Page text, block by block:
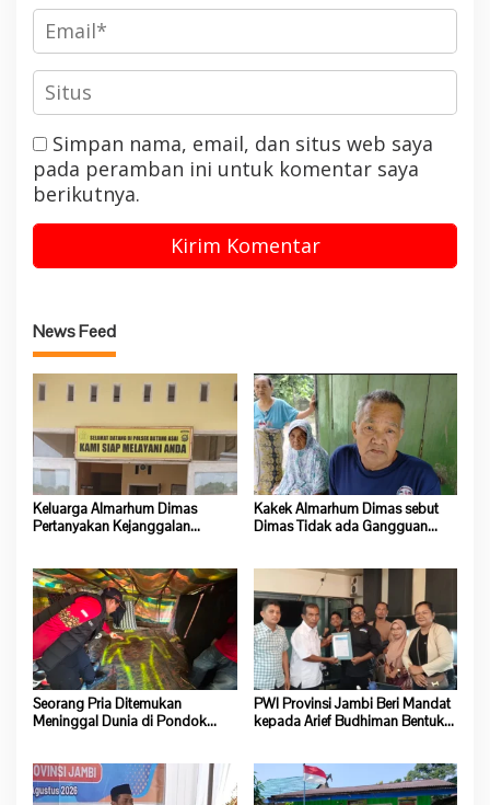
Simpan nama, email, dan situs web saya
pada peramban ini untuk komentar saya
berikutnya.
News Feed
Keluarga Almarhum Dimas
Pertanyakan Kejanggalan
Kakek Almarhum Dimas sebut
Dimas Tidak ada Gangguan
Seorang Pria Ditemukan
Meninggal Dunia di Pondok
PWI Provinsi Jambi Beri Mandat
kepada Arief Budhiman Bentuk